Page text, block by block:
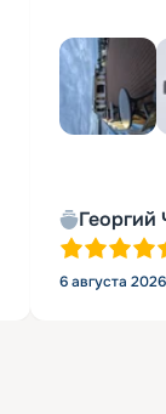
Георгий
6 августа 2026